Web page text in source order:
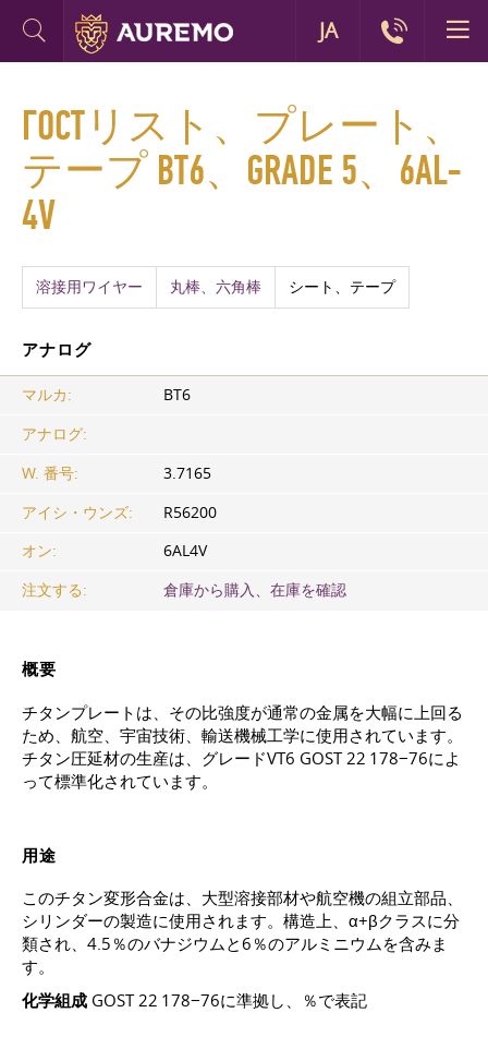
ГОСТリスト、プレート、
テープ ВТ6、GRADE 5、6AL-
4V
溶接用ワイヤー 丸棒、六角棒 シート、テープ
アナログ
マルカ:
ВТ6
アナログ:
W. 番号:
3.7165
アイシ・ウンズ:
R56200
オン:
6AL4V
注文する:
倉庫から購入、在庫を確認
概要
チタンプレートは、その比強度が通常の金属を大幅に上回る
ため、航空、宇宙技術、輸送機械工学に使用されています。
チタン圧延材の生産は、グレードVT6 GOST 22 178−76によ
って標準化されています。
用途
このチタン変形合金は、大型溶接部材や航空機の組立部品、
シリンダーの製造に使用されます。構造上、α+βクラスに分
類され、4.5％のバナジウムと6％のアルミニウムを含みま
す。
化学組成 GOST 22 178−76に準拠し、％で表記
JA